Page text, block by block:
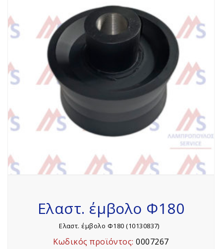
Ελαστ. έμβολο Φ180
Ελαστ. έμβολο Φ180 (10130837)
Κωδικός προϊόντος:0007267